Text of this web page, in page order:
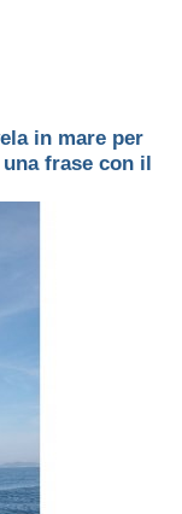
in mare per
frase con il